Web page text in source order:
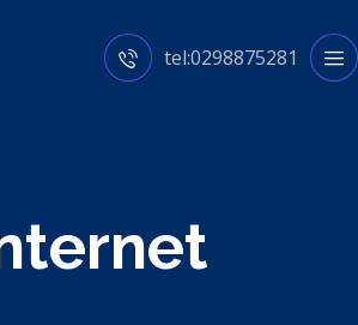
tel:0298875281